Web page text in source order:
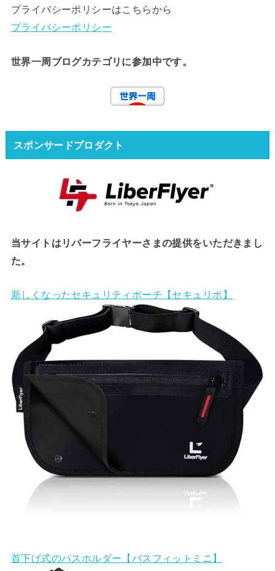
プライバシーポリシーはこちらから
プライバシーポリシー
世界一周ブログカテゴリに参加中です。
スポンサードプロダクト
当サイトはリバーフライヤーさまの提供をいただきまし
た。
新しくなったセキュリティポーチ【セキュリポ】
首下げ式のパスホルダー【パスフィットミニ】